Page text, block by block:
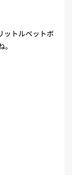
ットルペットボ